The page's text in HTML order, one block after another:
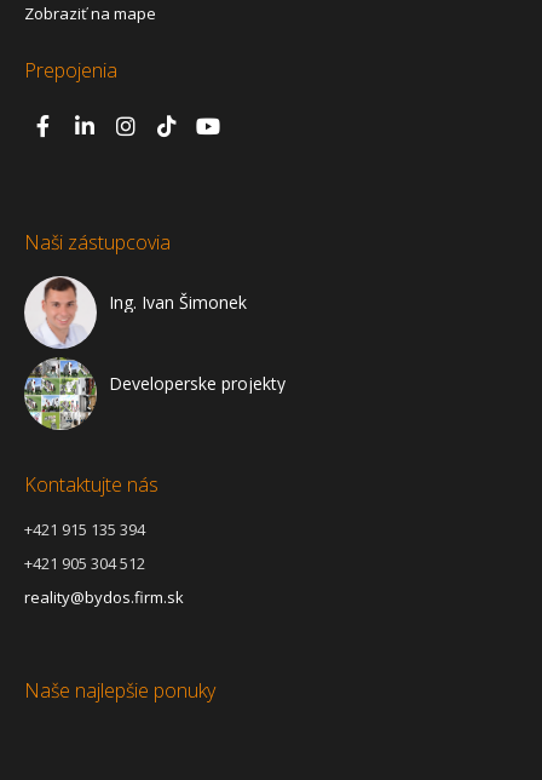
Zobraziť na mape
Prepojenia
Naši zástupcovia
Ing. Ivan Šimonek
Developerske projekty
Kontaktujte nás
+421 915 135 394
+421 905 304 512
reality@bydos.firm.sk
Naše najlepšie ponuky